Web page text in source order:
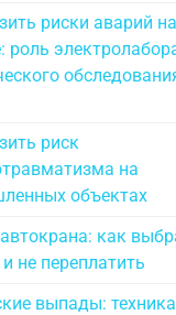
риски аварий на
роль
риск
на
объектах
как
не переплатить
выпады: